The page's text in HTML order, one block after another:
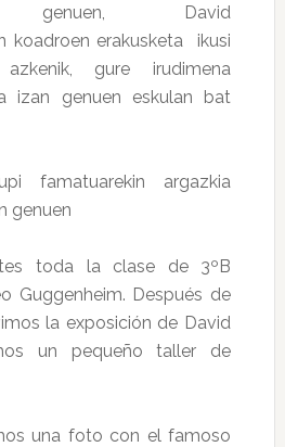
genuen, David
koadroen erakusketa ikusi
gure irudimena
izan genuen eskulan bat
famatuarekin argazkia
genuen
toda la clase de 3ºB
Guggenheim. Después de
la exposición de David
un pequeño taller de
una foto con el famoso